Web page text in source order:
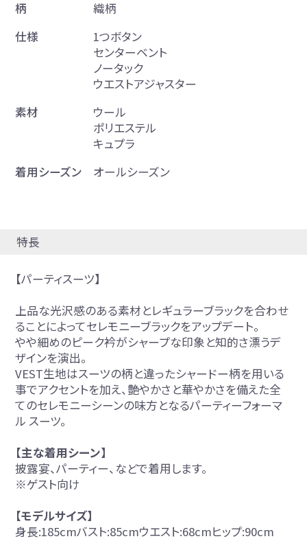
柄
織柄
仕様
1つボタン
センターベント
ノータック
ウエストアジャスター
素材
ウール
ポリエステル
キュプラ
着用シーズン
オールシーズン
特長
【パーティスーツ】
上品な光沢感のある素材とレギュラーブラックを合わせ
ることによってセレモニーブラックをアップデート。
やや細めのピーク衿がシャープな印象と知的さ漂うデ
ザインを演出。
VEST生地はスーツの柄と違ったシャードー柄を用いる
事でアクセントを加え、艶やかさと華やかさを備えた全
てのセレモニーシーンの味方となるパーティーフォーマ
ル スーツ。
【主な着用シーン】
披露宴、パーティー、などで着用します。
※ゲスト向け
【モデルサイズ】
身長:185cmバスト:85cmウエスト:68cmヒップ:90cm